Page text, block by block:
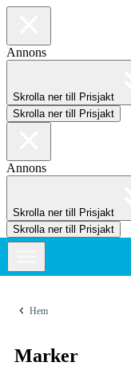
Annons
Skrolla ner till Prisjakt
Skrolla ner till Prisjakt
Annons
Skrolla ner till Prisjakt
Skrolla ner till Prisjakt
Hem
Marker